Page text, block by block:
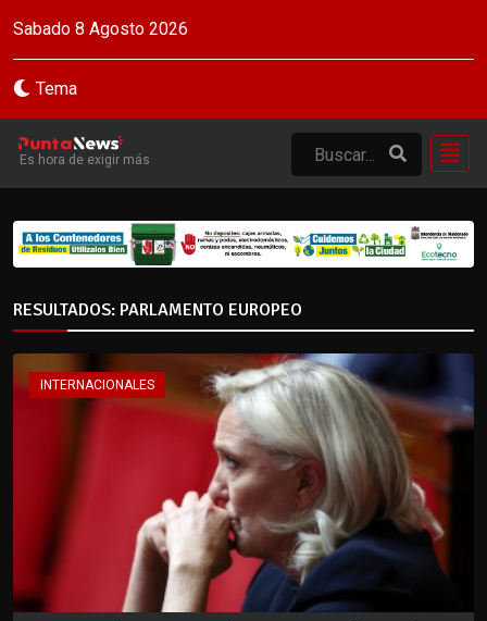
Sabado 8 Agosto 2026
Tema
Es hora de exigir más
RESULTADOS: PARLAMENTO EUROPEO
INTERNACIONALES